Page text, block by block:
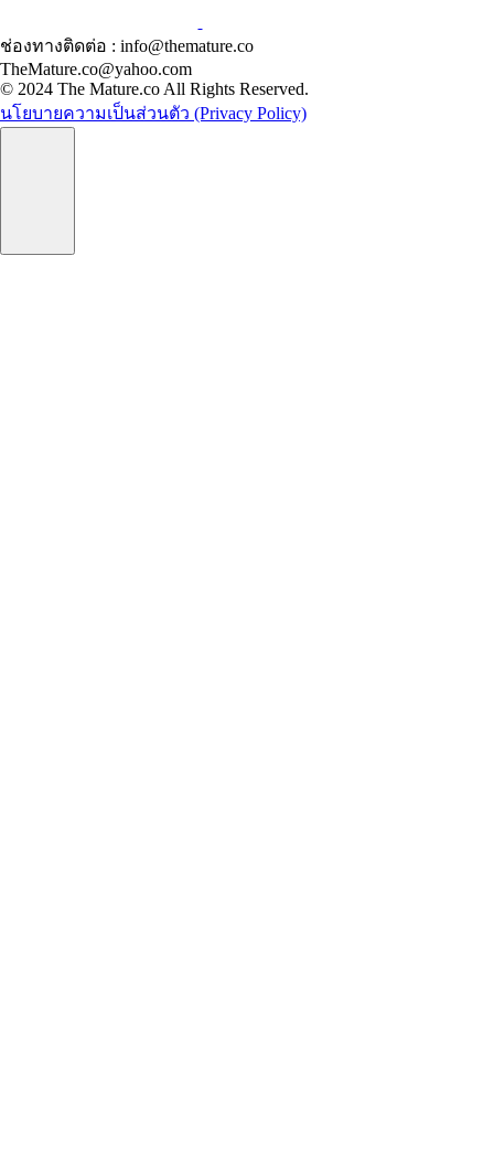
ช่องทางติดต่อ : info@themature.co
TheMature.co@yahoo.com
© 2024 The Mature.co All Rights Reserved.
นโยบายความเป็นส่วนตัว (Privacy Policy)